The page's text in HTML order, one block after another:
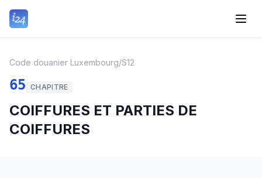
Code douanier Luxembourg/S12
65 CHAPITRE
COIFFURES ET PARTIES DE
COIFFURES